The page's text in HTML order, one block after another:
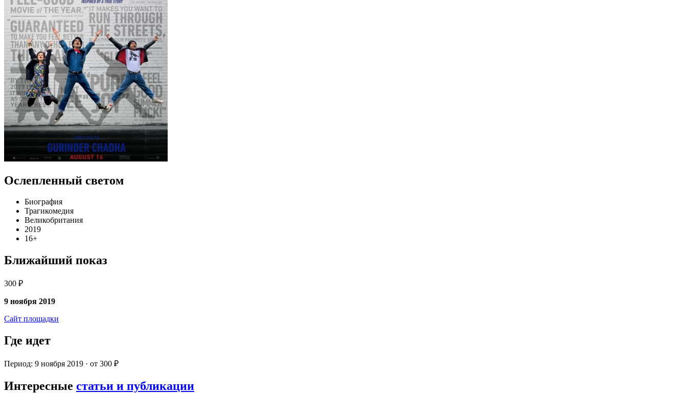
Ослепленный светом
Биография
Трагикомедия
Великобритания
2019
16+
Ближайший показ
300 ₽
9 ноября 2019
Сайт площадки
Где идет
Период: 9 ноября 2019 · от 300 ₽
Интересные статьи и публикации